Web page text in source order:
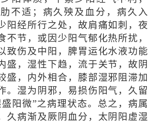
不适；病久殃及血分，病久入
阳经所行之处，故肩痛如刺，夜
不节，或因少阳气郁化热所扰，
致伤及中阳，脾胃运化水液功能
盛，湿性下趋，流于关节，故阴
盛，内外相合，膝部湿邪阻滞加
。湿为阴邪，易损伤阳气，久留
阳微”之病理状态。总之，病属
久病渐及厥阴血分，太阴阳虚湿